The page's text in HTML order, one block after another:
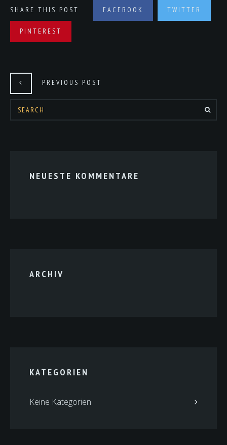
SHARE THIS POST FACEBOOK TWITTER
PINTEREST
PREVIOUS POST
NEUESTE KOMMENTARE
ARCHIV
KATEGORIEN
Keine Kategorien